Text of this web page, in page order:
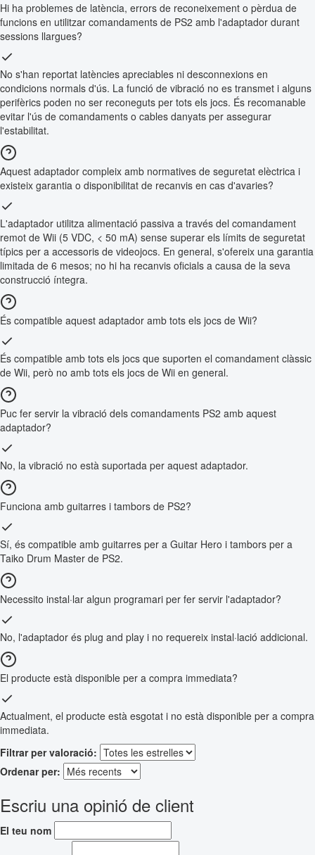
Hi ha problemes de latència, errors de reconeixement o pèrdua de
funcions en utilitzar comandaments de PS2 amb l'adaptador durant
sessions llargues?
No s'han reportat latències apreciables ni desconnexions en
condicions normals d'ús. La funció de vibració no es transmet i alguns
perifèrics poden no ser reconeguts per tots els jocs. És recomanable
evitar l'ús de comandaments o cables danyats per assegurar
l'estabilitat.
Aquest adaptador compleix amb normatives de seguretat elèctrica i
existeix garantia o disponibilitat de recanvis en cas d'avaries?
L'adaptador utilitza alimentació passiva a través del comandament
remot de Wii (5 VDC, < 50 mA) sense superar els límits de seguretat
típics per a accessoris de videojocs. En general, s'ofereix una garantia
limitada de 6 mesos; no hi ha recanvis oficials a causa de la seva
construcció íntegra.
És compatible aquest adaptador amb tots els jocs de Wii?
És compatible amb tots els jocs que suporten el comandament clàssic
de Wii, però no amb tots els jocs de Wii en general.
Puc fer servir la vibració dels comandaments PS2 amb aquest
adaptador?
No, la vibració no està suportada per aquest adaptador.
Funciona amb guitarres i tambors de PS2?
Sí, és compatible amb guitarres per a Guitar Hero i tambors per a
Taiko Drum Master de PS2.
Necessito instal·lar algun programari per fer servir l'adaptador?
No, l'adaptador és plug and play i no requereix instal·lació addicional.
El producte està disponible per a compra immediata?
Actualment, el producte està esgotat i no està disponible per a compra
immediata.
Filtrar per valoració:
Ordenar per:
Escriu una opinió de client
El teu nom